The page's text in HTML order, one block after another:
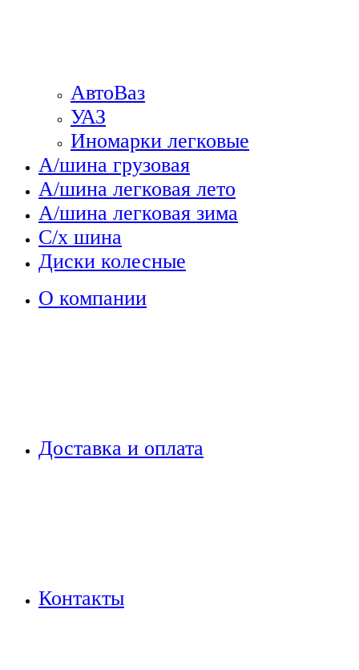
АвтоВаз
УАЗ
Иномарки легковые
А/шина грузовая
А/шина легковая лето
А/шина легковая зима
С/х шина
Диски колесные
О компании
Доставка и оплата
Контакты